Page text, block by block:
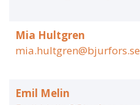
Mia Hultgren
mia.hultgren@bjurfors.se
Emil Melin